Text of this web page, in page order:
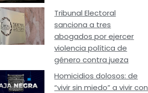
Tribunal Electoral
sanciona a tres
abogados por ejercer
violencia política de
género contra jueza
Homicidios dolosos: de
“vivir sin miedo” a vivir con